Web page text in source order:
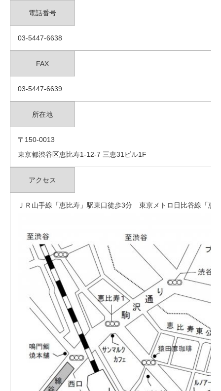
電話番号
03-5447-6638
FAX
03-5447-6639
所在地
〒150-0013
東京都渋谷区恵比寿1-12-7 三恵31ビル1F
アクセス
ＪＲ山手線「恵比寿」駅東口徒歩3分 東京メトロ日比谷線「恵